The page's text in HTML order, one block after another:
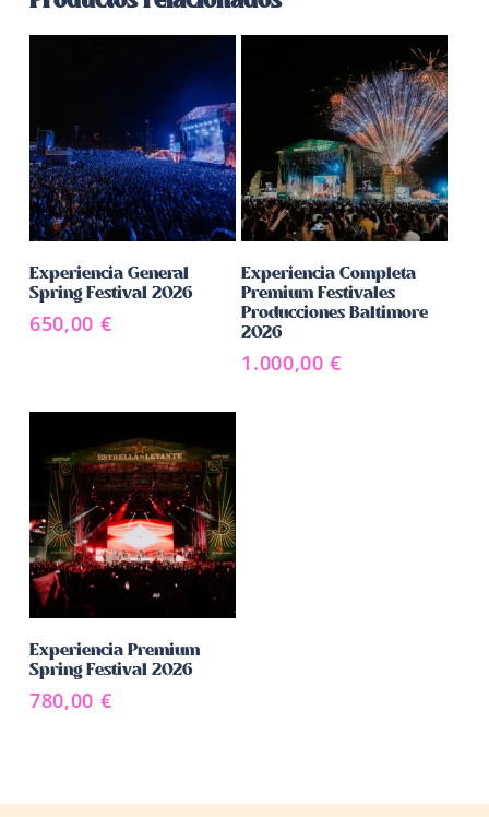
Añadir Al Carrito
Experiencia General
Spring Festival 2026
650,00 €
Añadir Al Carrito
Experiencia Completa
Premium Festivales
Producciones Baltimore
2026
1.000,00€
Añadir Al Carrito
Experiencia Premium
Spring Festival 2026
780,00 €